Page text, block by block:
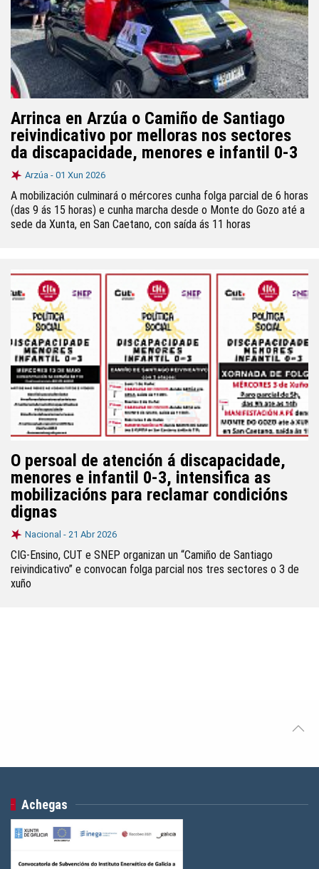
Arrinca en Arzúa o Camiño de Santiago
reivindicativo por melloras nos sectores
da discapacidade, menores e infantil 0-3
Arzúa - 01 Xun 2026
A mobilización culminará o mércores cunha folga parcial de 6 horas
(das 9 ás 15 horas) e cunha marcha desde o Monte do Gozo até a
sede da Xunta, en San Caetano, con saída ás 11 horas
O persoal de atención á discapacidade,
menores e infantil 0-3, intensifica as
mobilizacións para reclamar condicións
dignas
Nacional - 21 Abr 2026
CIG-Ensino, CUT e SNEP organizan un “Camiño de Santiago
reivindicativo” e convocan folga parcial nos tres sectores o 3 de
xuño
Achegas